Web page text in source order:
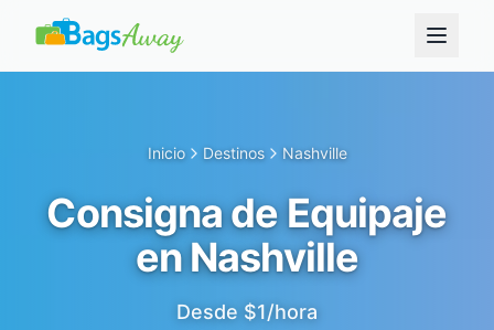
Inicio Destinos Nashville
Consigna de Equipaje
en Nashville
Desde $1/hora